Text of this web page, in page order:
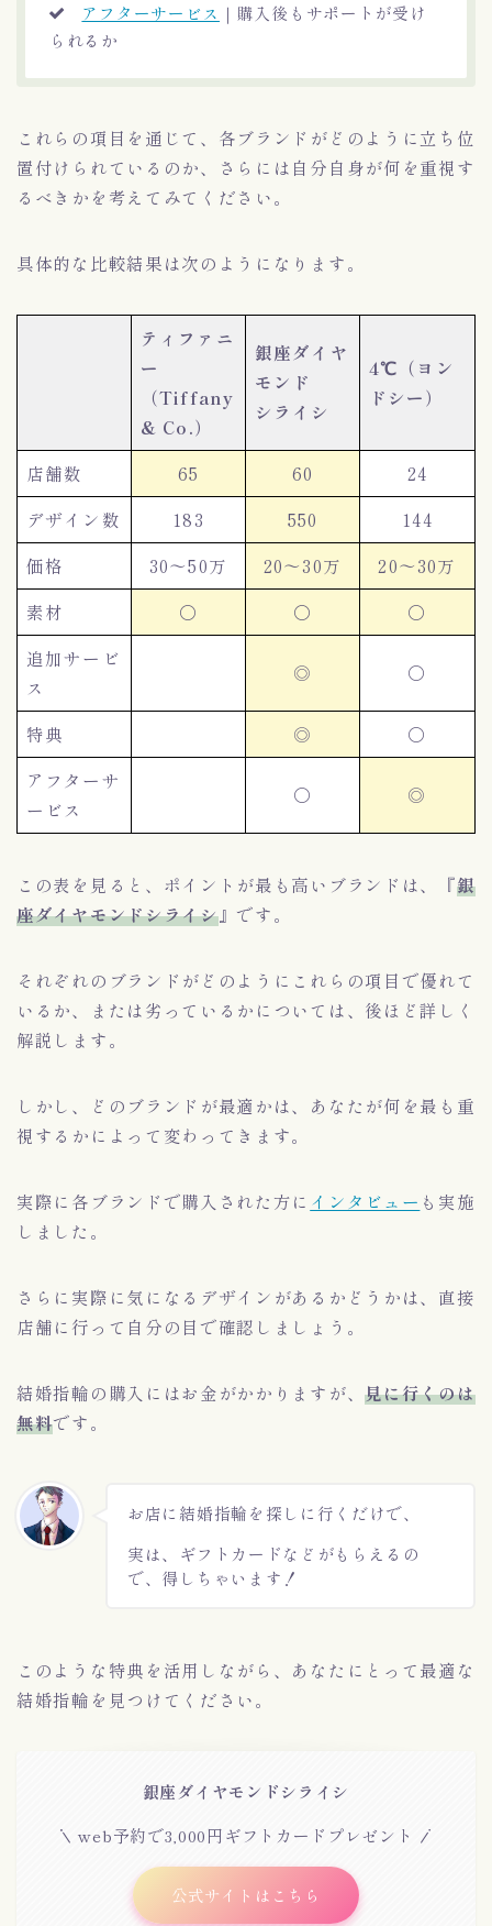
アフターサービス ｜購入後もサポートが受け
られるか
これらの項目を通じて、各ブランドがどのように立ち位
置付けられているのか、さらには自分自身が何を重視す
るべきかを考えてみてください。
具体的な比較結果は次のようになります。
ティファニ
ー
（Tiffany
& Co.）
銀座ダイヤ
モンド
シライシ
4℃（ヨン
ドシー）
店舗数 65 60
24
デザイン数
183 550
144
価格
30～50万 20～30万
20～30万
素材
〇 〇
〇
追加サービ
ス
◎ 〇
特典 ◎
〇
アフターサ
ービス
〇 ◎
この表を見ると、ポイントが最も高いブランドは、 『銀
座ダイヤモンドシライシ』 です。
それぞれのブランドがどのようにこれらの項目で優れて
いるか、または劣っているかについては、後ほど詳しく
解説します。
しかし、どのブランドが最適かは、あなたが何を最も重
視するかによって変わってきます。
実際に各ブランドで購入された方に インタビュー も実施
しました。
さらに実際に気になるデザインがあるかどうかは、直接
店舗に行って自分の目で確認しましょう。
結婚指輪の購入にはお金がかかりますが、見に行くのは
無料です。
お店に結婚指輪を探しに行くだけで、
実は、ギフトカードなどがもらえるの
で、得しちゃいます！
このような特典を活用しながら、あなたにとって最適な
結婚指輪を見つけてください。
銀座ダイヤモンドシライシ
web予約で3,000円ギフトカードプレゼント
公式サイトはこちら